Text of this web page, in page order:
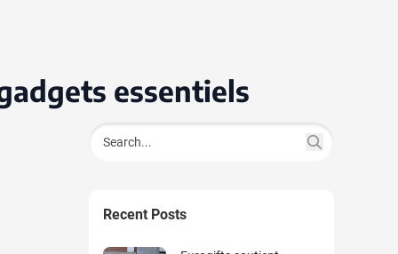
essentiels
Recent Posts